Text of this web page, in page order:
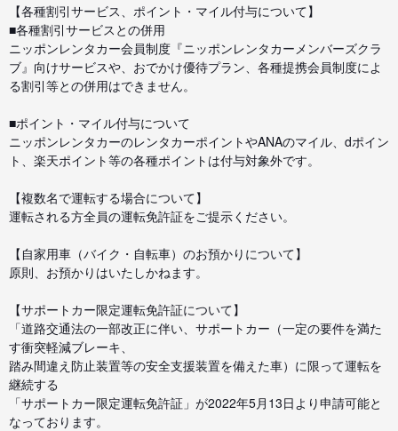
【各種割引サービス、ポイント・マイル付与について】
■各種割引サービスとの併用
ニッポンレンタカー会員制度『ニッポンレンタカーメンバーズクラ
ブ』向けサービスや、おでかけ優待プラン、各種提携会員制度によ
る割引等との併用はできません。
■ポイント・マイル付与について
ニッポンレンタカーのレンタカーポイントやANAのマイル、dポイン
ト、楽天ポイント等の各種ポイントは付与対象外です。
【複数名で運転する場合について】
運転される方全員の運転免許証をご提示ください。
【自家用車（バイク・自転車）のお預かりについて】
原則、お預かりはいたしかねます。
【サポートカー限定運転免許証について】
「道路交通法の一部改正に伴い、サポートカー（一定の要件を満た
す衝突軽減ブレーキ、
踏み間違え防止装置等の安全支援装置を備えた車）に限って運転を
継続する
「サポートカー限定運転免許証」が2022年5月13日より申請可能と
なっております。